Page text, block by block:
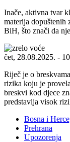
Inače, aktivna tvar
materija dopuštenih
BiH, što znači da
čet, 28.08.2025. -
Riječ je o
rizika koju je
breskvi kod djece
predstavlja visok
Bosna i
Prehrana
Upozorenja